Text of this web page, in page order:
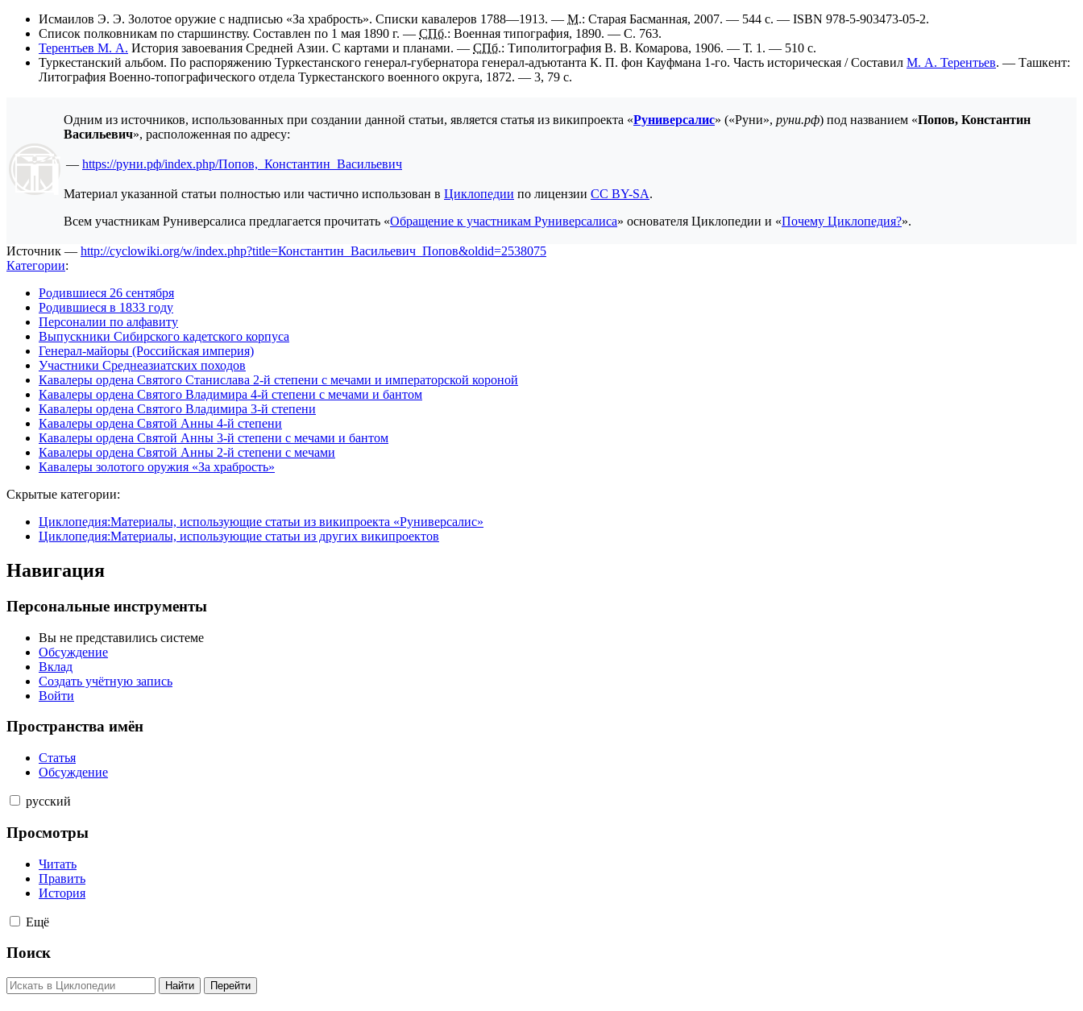
Исмаилов Э. Э. Золотое оружие с надписью «За храбрость». Списки кавалеров 1788—1913. — М.: Старая Басманная, 2007. — 544 с. — ISBN 978-5-903473-05-2.
Список полковникам по старшинству. Составлен по 1 мая 1890 г. — СПб.: Военная типография, 1890. — С. 763.
Терентьев М. А. История завоевания Средней Азии. С картами и планами. — СПб.: Типолитография В. В. Комарова, 1906. — Т. 1. — 510 с.
Туркестанский альбом. По распоряжению Туркестанского генерал-губернатора генерал-адъютанта К. П. фон Кауфмана 1-го. Часть историческая / Составил М. А. Терентьев. — Ташкент:
Литография Военно-топографического отдела Туркестанского военного округа, 1872. — 3, 79 с.
Одним из источников, использованных при создании данной статьи, является статья из википроекта «Руниверсалис» («Руни», руни.рф) под названием «Попов, Константин
Васильевич», расположенная по адресу:
— https://руни.рф/index.php/Попов,_Константин_Васильевич
Материал указанной статьи полностью или частично использован в Циклопедии по лицензии CC BY-SA.
Всем участникам Руниверсалиса предлагается прочитать «Обращение к участникам Руниверсалиса» основателя Циклопедии и «Почему Циклопедия?».
Источник — http://cyclowiki.org/w/index.php?title=Константин_Васильевич_Попов&oldid=2538075
Категории:
Родившиеся 26 сентября
Родившиеся в 1833 году
Персоналии по алфавиту
Выпускники Сибирского кадетского корпуса
Генерал-майоры (Российская империя)
Участники Среднеазиатских походов
Кавалеры ордена Святого Станислава 2-й степени с мечами и императорской короной
Кавалеры ордена Святого Владимира 4-й степени с мечами и бантом
Кавалеры ордена Святого Владимира 3-й степени
Кавалеры ордена Святой Анны 4-й степени
Кавалеры ордена Святой Анны 3-й степени с мечами и бантом
Кавалеры ордена Святой Анны 2-й степени с мечами
Кавалеры золотого оружия «За храбрость»
Скрытые категории:
Циклопедия:Материалы, использующие статьи из википроекта «Руниверсалис»
Циклопедия:Материалы, использующие статьи из других википроектов
Навигация
Персональные инструменты
Вы не представились системе
Обсуждение
Вклад
Создать учётную запись
Войти
Пространства имён
Статья
Обсуждение
русский
Просмотры
Читать
Править
История
Ещё
Поиск